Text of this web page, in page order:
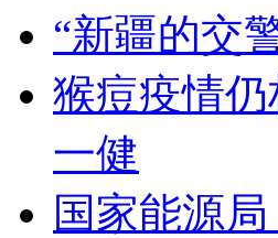
“新疆的交
猴痘疫情
一健
国家能源